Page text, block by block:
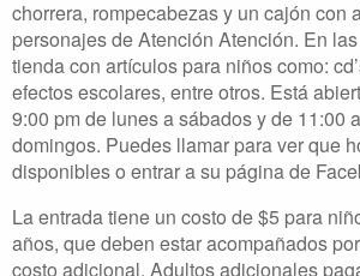
chorrera, rompecabezas y un cajón con
personajes de Atención Atención. En
tienda con artículos para niños como:
efectos escolares, entre otros. Está
9:00 pm de lunes a sábados y de 11:00
domingos. Puedes llamar para ver que
disponibles o entrar a su página de
La entrada tiene un costo de $5 para
años, que deben estar acompañados
costo adicional. Adultos adicionales